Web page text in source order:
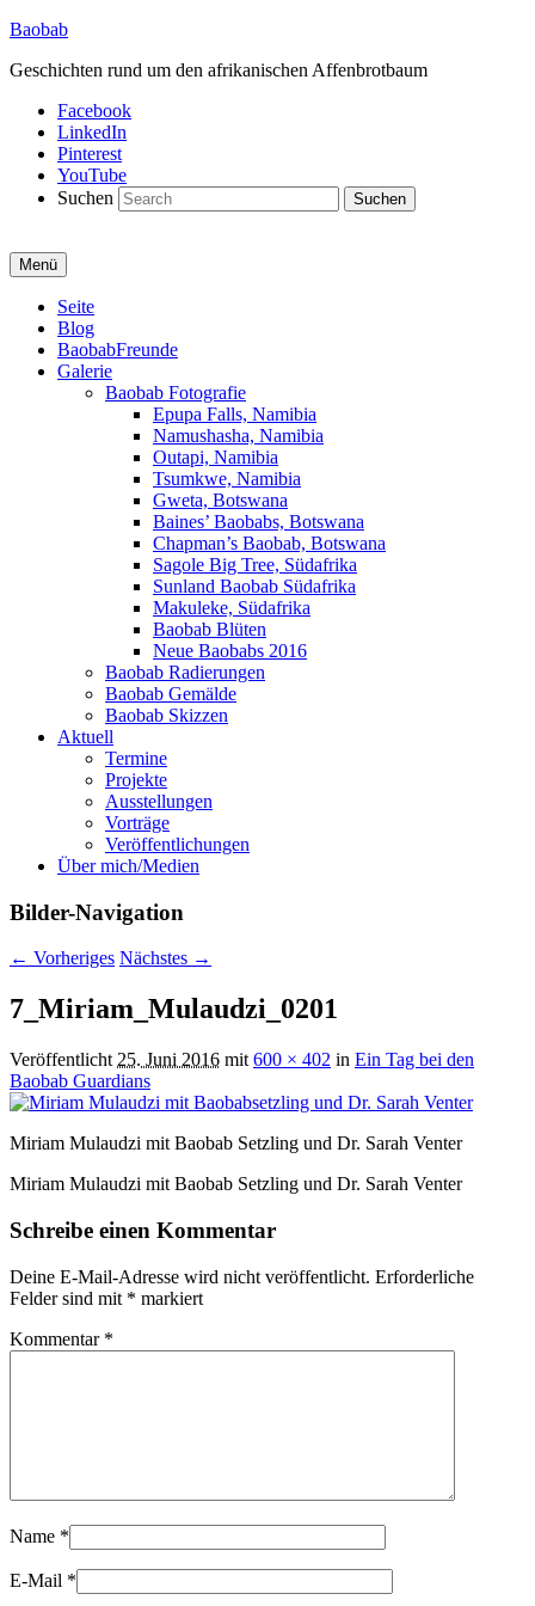
Baobab
Geschichten rund um den afrikanischen Affenbrotbaum
Facebook
LinkedIn
Pinterest
YouTube
Suchen
Menü
Primäres
Menü
Seite
Blog
BaobabFreunde
Galerie
Baobab Fotografie
Epupa Falls, Namibia
Namushasha, Namibia
Outapi, Namibia
Tsumkwe, Namibia
Gweta, Botswana
Baines’ Baobabs, Botswana
Chapman’s Baobab, Botswana
Sagole Big Tree, Südafrika
Sunland Baobab Südafrika
Makuleke, Südafrika
Baobab Blüten
Neue Baobabs 2016
Baobab Radierungen
Baobab Gemälde
Baobab Skizzen
Aktuell
Termine
Projekte
Ausstellungen
Vorträge
Veröffentlichungen
Über mich/Medien
Bilder-Navigation
← Vorheriges Nächstes →
7_Miriam_Mulaudzi_0201
Veröffentlicht 25. Juni 2016 mit 600 × 402 in Ein Tag bei den
Baobab Guardians
Miriam Mulaudzi mit Baobab Setzling und Dr. Sarah Venter
Miriam Mulaudzi mit Baobab Setzling und Dr. Sarah Venter
Schreibe einen Kommentar
Deine E-Mail-Adresse wird nicht veröffentlicht. Erforderliche
Felder sind mit * markiert
Kommentar *
Name *
E-Mail *